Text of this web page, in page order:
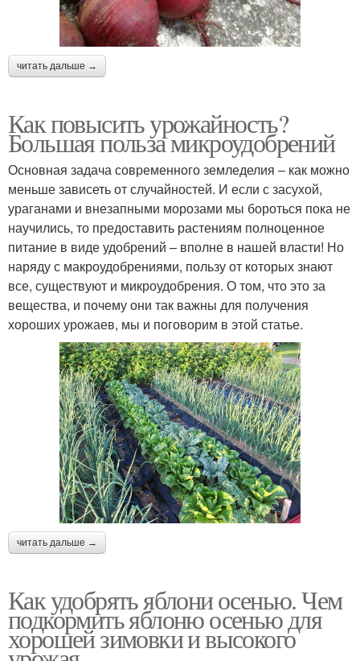
читать дальше →
Как повысить урожайность?
Большая польза микроудобрений
Основная задача современного земледелия – как можно
меньше зависеть от случайностей. И если с засухой,
ураганами и внезапными морозами мы бороться пока не
научились, то предоставить растениям полноценное
питание в виде удобрений – вполне в нашей власти! Но
наряду с макроудобрениями, пользу от которых знают
все, существуют и микроудобрения. О том, что это за
вещества, и почему они так важны для получения
хороших урожаев, мы и поговорим в этой статье.
читать дальше →
Как удобрять яблони осенью. Чем
подкормить яблоню осенью для
хорошей зимовки и высокого